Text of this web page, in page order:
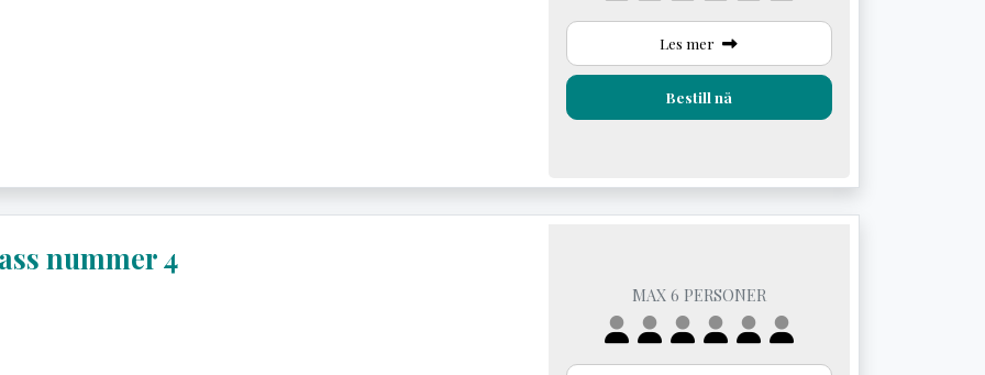
Les mer
Bestill nå
nummer 4
MAX 6 PERSONER